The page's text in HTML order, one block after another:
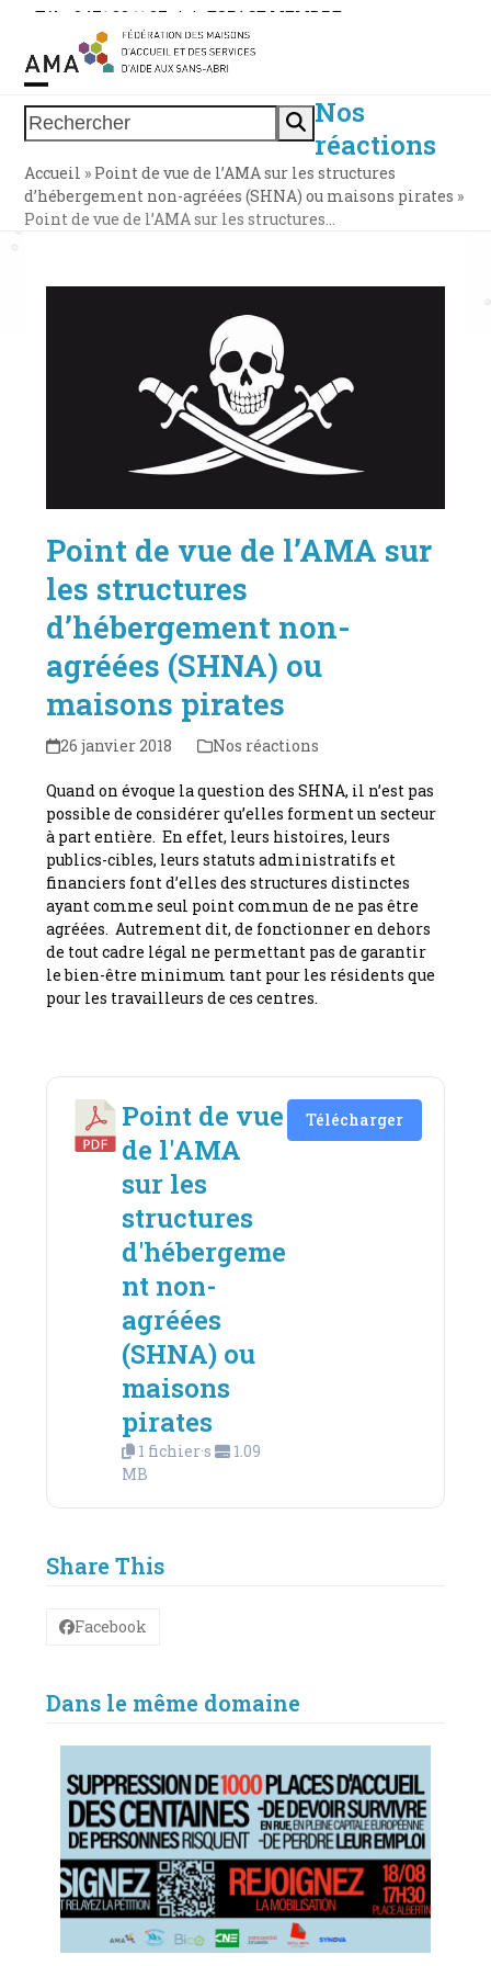
Skip
content
Tél. : 0471 38 11 37 | | ESPACE MEMBRE
Rechercher
Open
mobile
menu
Close
mobile
menu
Nos
réactions
Accueil » Point de vue de l’AMA sur les structures
d’hébergement non-agréées (SHNA) ou maisons pirates »
Point de vue de l’AMA sur les structures…
Point de vue de l’AMA sur
les structures
d’hébergement non-
agréées (SHNA) ou
maisons pirates
26 janvier 2018 Nos réactions
Quand on évoque la question des SHNA, il n’est pas
possible de considérer qu’elles forment un secteur
à part entière. En effet, leurs histoires, leurs
publics-cibles, leurs statuts administratifs et
financiers font d’elles des structures distinctes
ayant comme seul point commun de ne pas être
agréées. Autrement dit, de fonctionner en dehors
de tout cadre légal ne permettant pas de garantir
le bien-être minimum tant pour les résidents que
pour les travailleurs de ces centres.
Point de vue
de l'AMA
sur les
structures
d'hébergeme
nt non-
agréées
(SHNA) ou
maisons
pirates
1 fichier·s
1.09
MB
Télécharger
Share This
Facebook
Dans le même domaine